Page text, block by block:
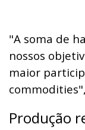
"A soma de
nossos
maior
Produção